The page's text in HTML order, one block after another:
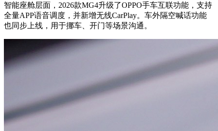
智能座舱层面，2026款MG4升级了OPPO手车互联功能，支持
全量APP语音调度，并新增无线CarPlay。车外隔空喊话功能
也同步上线，用于挪车、开门等场景沟通。